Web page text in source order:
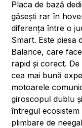
Placa de bază
găsești rar în
diferența între o
Smart. Este piesa
Balance, care
rapid și corect.
cea mai bună
motoarele
giroscopul dublu
întregul
plimbare de